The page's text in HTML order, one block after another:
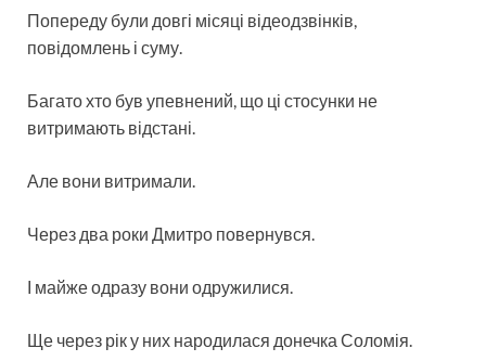
Попереду були довгі місяці відеодзвінків,
повідомлень і суму.
Багато хто був упевнений, що ці стосунки не
витримають відстані.
Але вони витримали.
Через два роки Дмитро повернувся.
І майже одразу вони одружилися.
Ще через рік у них народилася донечка Соломія.